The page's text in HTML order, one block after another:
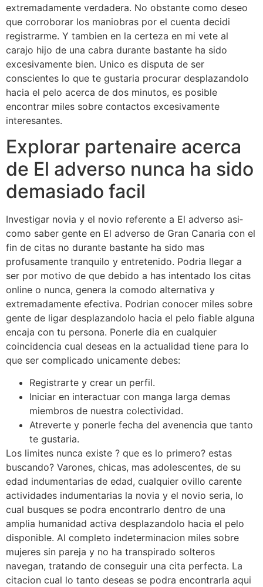
extremadamente verdadera. No obstante como deseo
que corroborar los maniobras por el cuenta decidi
registrarme. Y tambien en la certeza en mi vete al
carajo hijo de una cabra durante bastante ha sido
excesivamente bien. Unico es disputa de ser
conscientes lo que te gustaria procurar desplazandolo
hacia el pelo acerca de dos minutos, es posible
encontrar miles sobre contactos excesivamente
interesantes.
Explorar partenaire acerca
de El adverso nunca ha sido
demasiado facil
Investigar novia y el novio referente a El adverso asi­
como saber gente en El adverso de Gran Canaria con el
fin de citas no durante bastante ha sido mas
profusamente tranquilo y entretenido. Podri­a llegar a
ser por motivo de que debido a has intentado los citas
online o nunca, genera la comodo alternativa y
extremadamente efectiva. Podrian conocer miles sobre
gente de ligar desplazandolo hacia el pelo fiable alguna
encaja con tu persona. Ponerle dia en cualquier
coincidencia cual deseas en la actualidad tiene para lo
que ser complicado unicamente debes:
Registrarte y crear un perfil.
Iniciar en interactuar con manga larga demas
miembros de nuestra colectividad.
Atreverte y ponerle fecha del avenencia que tanto
te gustaria.
Los limites nunca existe ? que es lo primero? estas
buscando? Varones, chicas, mas adolescentes, de su
edad indumentarias de edad, cualquier ovillo carente
actividades indumentarias la novia y el novio seria, lo
cual busques se podra encontrarlo dentro de una
amplia humanidad activa desplazandolo hacia el pelo
disponible. Al completo indeterminacion miles sobre
mujeres sin pareja y no ha transpirado solteros
navegan, tratando de conseguir una cita perfecta. La
citacion cual lo tanto deseas se podra encontrarla aqui